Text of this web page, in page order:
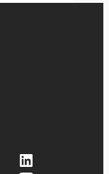
LinkedIn